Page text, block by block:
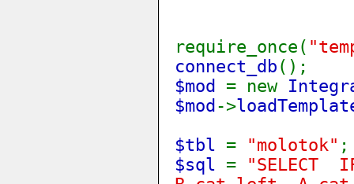
require_once(
connect_db ();
$mod = new
$mod ->
$tbl = "molotok" ;
$sql =
"SELECT